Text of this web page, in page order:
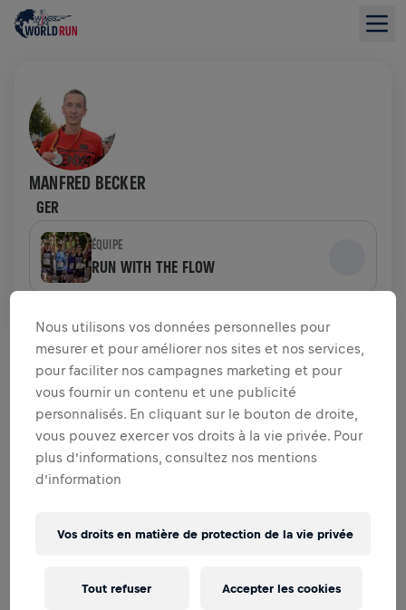
MANFRED BECKER
GER
ÉQUIPE
RUN WITH THE FLOW
APERÇU DE LA COLLECTE DE FONDS
0,00 $US LEVÉS DE OBJECTIF DE 0,00 $US
COLLECTE DE FONDS DONNER
Faites un don pour faire la différence ! 100% de
l'argent collecté est destiné à la recherche sur la
HISTOIRE
WINGS FOR LIFE WORLD RUN 2023
Nous utilisons vos données personnelles pour
mesurer et pour améliorer nos sites et nos services,
pour faciliter nos campagnes marketing et pour
vous fournir un contenu et une publicité
personnalisés. En cliquant sur le bouton de droite,
vous pouvez exercer vos droits à la vie privée. Pour
plus d’informations, consultez nos mentions
d’information
Vos droits en matière de protection de la vie privée
Tout refuser Accepter les cookies